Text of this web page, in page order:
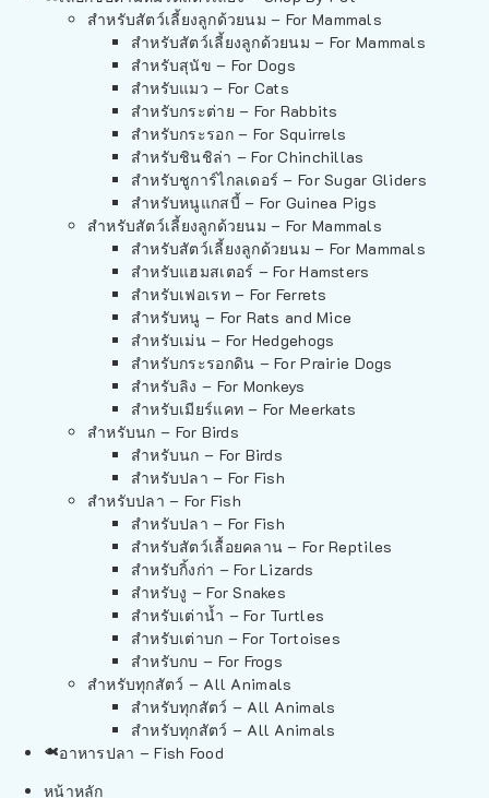
สำหรับสัตว์เลี้ยงลูกด้วยนม – For Mammals
สำหรับสัตว์เลี้ยงลูกด้วยนม – For Mammals
สำหรับสุนัข – For Dogs
สำหรับแมว – For Cats
สำหรับกระต่าย – For Rabbits
สำหรับกระรอก – For Squirrels
สำหรับชินชิล่า – For Chinchillas
สำหรับชูการ์ไกลเดอร์ – For Sugar Gliders
สำหรับหนูแกสบี้ – For Guinea Pigs
สำหรับสัตว์เลี้ยงลูกด้วยนม – For Mammals
สำหรับสัตว์เลี้ยงลูกด้วยนม – For Mammals
สำหรับแฮมสเตอร์ – For Hamsters
สำหรับเฟอเรท – For Ferrets
สำหรับหนู – For Rats and Mice
สำหรับเม่น – For Hedgehogs
สำหรับกระรอกดิน – For Prairie Dogs
สำหรับลิง – For Monkeys
สำหรับเมียร์แคท – For Meerkats
สำหรับนก – For Birds
สำหรับนก – For Birds
สำหรับปลา – For Fish
สำหรับปลา – For Fish
สำหรับปลา – For Fish
สำหรับสัตว์เลื้อยคลาน – For Reptiles
สำหรับกิ้งก่า – For Lizards
สำหรับงู – For Snakes
สำหรับเต่าน้ำ – For Turtles
สำหรับเต่าบก – For Tortoises
สำหรับกบ – For Frogs
สำหรับทุกสัตว์ – All Animals
สำหรับทุกสัตว์ – All Animals
สำหรับทุกสัตว์ – All Animals
อาหารปลา – Fish Food
หน้าหลัก